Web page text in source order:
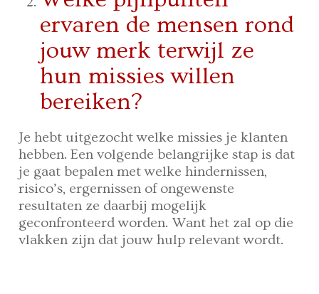
ervaren de mensen rond
jouw merk terwijl ze
hun missies willen
bereiken?
Je hebt uitgezocht welke missies je klanten
hebben. Een volgende belangrijke stap is dat
je gaat bepalen met welke hindernissen,
risico’s, ergernissen of ongewenste
resultaten ze daarbij mogelijk
geconfronteerd worden. Want het zal op die
vlakken zijn dat jouw hulp relevant wordt.